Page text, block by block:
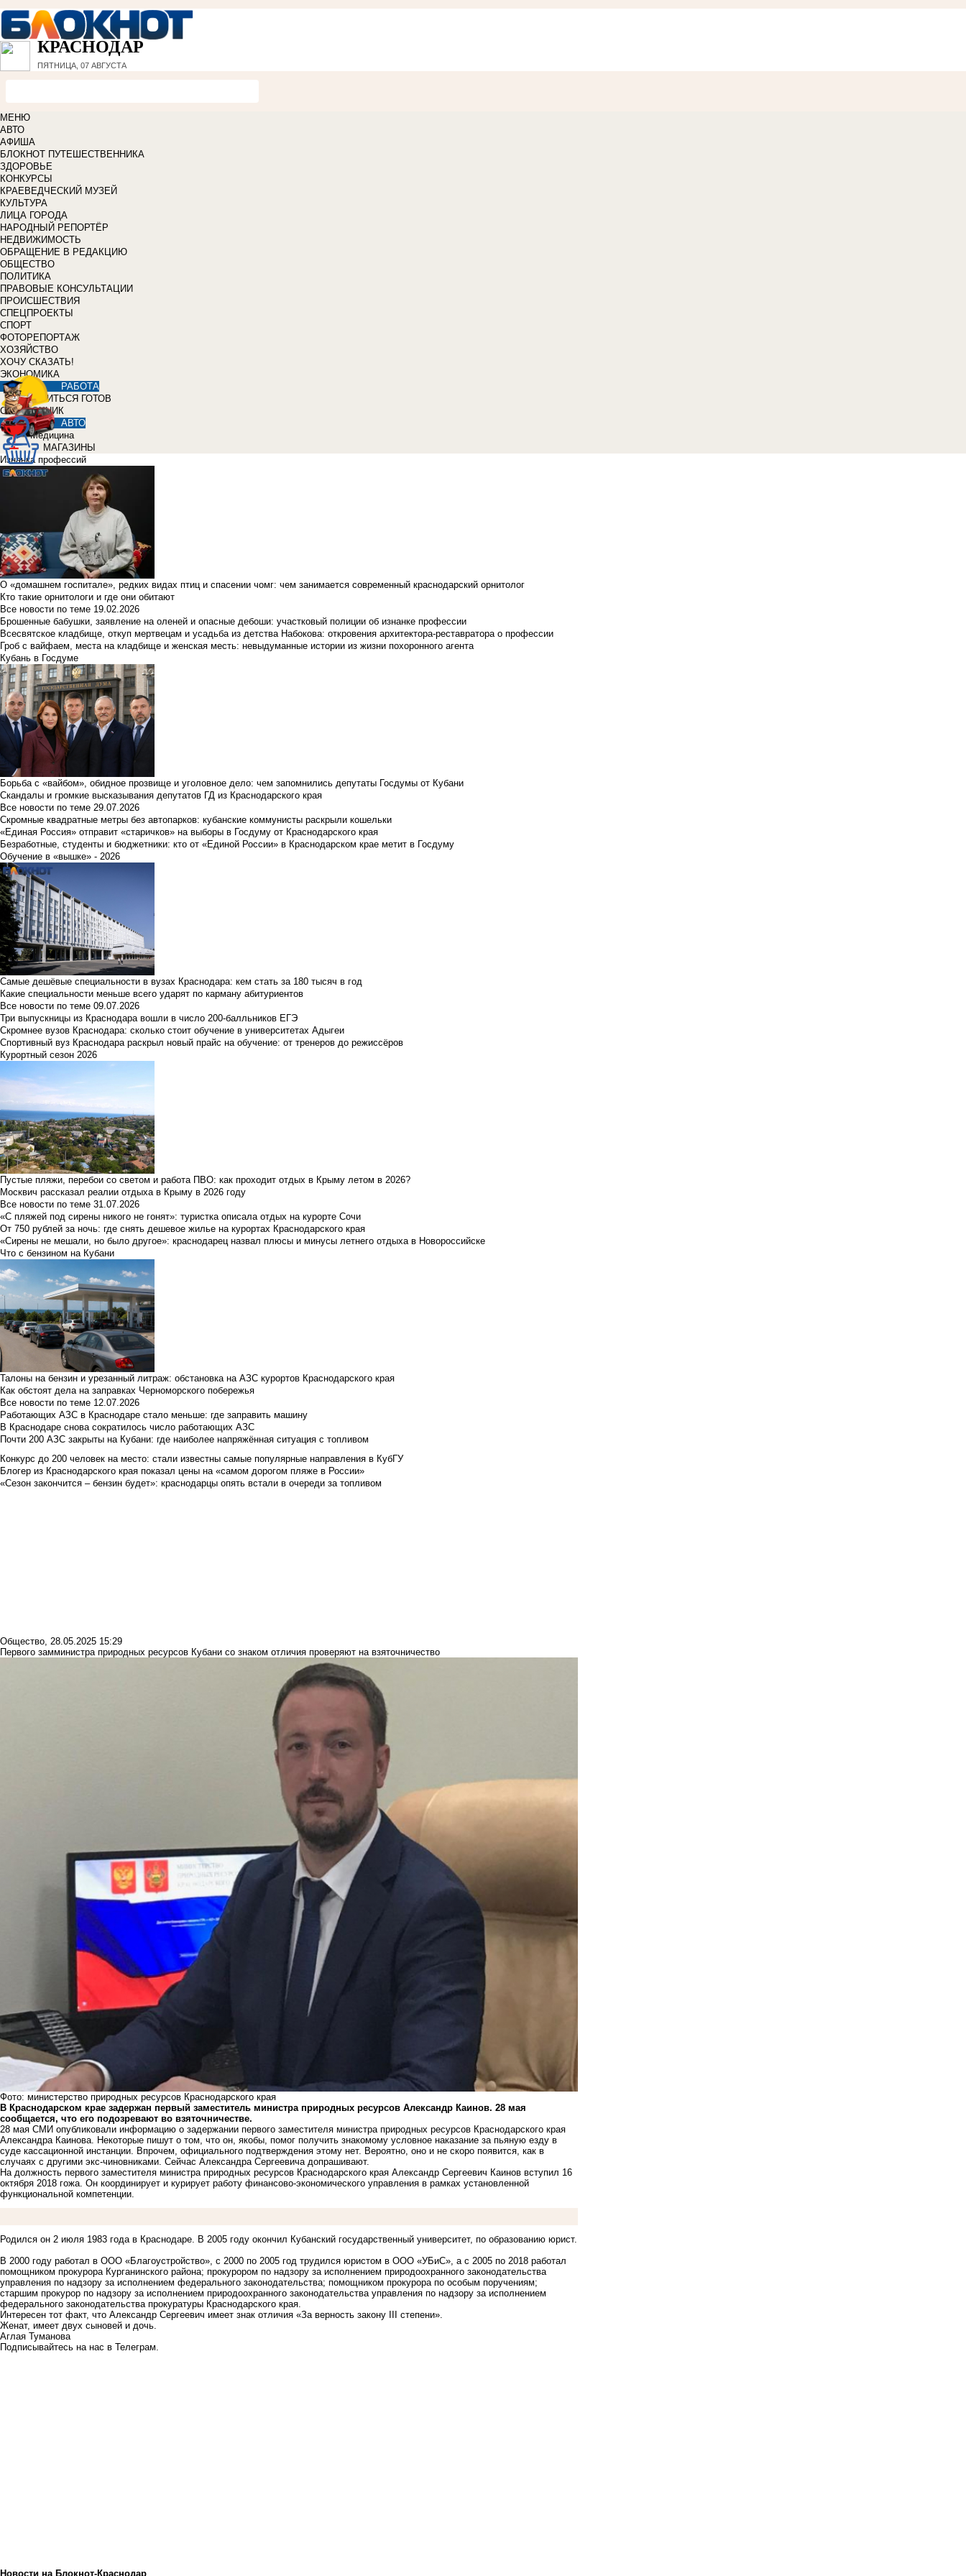
КРАСНОДАР
ПЯТНИЦА, 07 АВГУСТА
МЕНЮ
АВТО
АФИША
БЛОКНОТ ПУТЕШЕСТВЕННИКА
ЗДОРОВЬЕ
КОНКУРСЫ
КРАЕВЕДЧЕСКИЙ МУЗЕЙ
КУЛЬТУРА
ЛИЦА ГОРОДА
НАРОДНЫЙ РЕПОРТЁР
НЕДВИЖИМОСТЬ
ОБРАЩЕНИЕ В РЕДАКЦИЮ
ОБЩЕСТВО
ПОЛИТИКА
ПРАВОВЫЕ КОНСУЛЬТАЦИИ
ПРОИСШЕСТВИЯ
СПЕЦПРОЕКТЫ
СПОРТ
ФОТОРЕПОРТАЖ
ХОЗЯЙСТВО
ХОЧУ СКАЗАТЬ!
ЭКОНОМИКА
РАБОТА
УЧИТЬСЯ ГОТОВ
СПРАВОЧНИК
АВТО
Медицина
МАГАЗИНЫ
Изнанка профессий
О «домашнем госпитале», редких видах птиц и спасении чомг: чем занимается современный краснодарский орнитолог
Кто такие орнитологи и где они обитают
Все новости по теме 19.02.2026
Брошенные бабушки, заявление на оленей и опасные дебоши: участковый полиции об изнанке профессии
Всесвятское кладбище, откуп мертвецам и усадьба из детства Набокова: откровения архитектора-реставратора о профессии
Гроб с вайфаем, места на кладбище и женская месть: невыдуманные истории из жизни похоронного агента
Кубань в Госдуме
Борьба с «вайбом», обидное прозвище и уголовное дело: чем запомнились депутаты Госдумы от Кубани
Скандалы и громкие высказывания депутатов ГД из Краснодарского края
Все новости по теме 29.07.2026
Скромные квадратные метры без автопарков: кубанские коммунисты раскрыли кошельки
«Единая Россия» отправит «старичков» на выборы в Госдуму от Краснодарского края
Безработные, студенты и бюджетники: кто от «Единой России» в Краснодарском крае метит в Госдуму
Обучение в «вышке» - 2026
Самые дешёвые специальности в вузах Краснодара: кем стать за 180 тысяч в год
Какие специальности меньше всего ударят по карману абитуриентов
Все новости по теме 09.07.2026
Три выпускницы из Краснодара вошли в число 200-балльников ЕГЭ
Скромнее вузов Краснодара: сколько стоит обучение в университетах Адыгеи
Спортивный вуз Краснодара раскрыл новый прайс на обучение: от тренеров до режиссёров
Курортный сезон 2026
Пустые пляжи, перебои со светом и работа ПВО: как проходит отдых в Крыму летом в 2026?
Москвич рассказал реалии отдыха в Крыму в 2026 году
Все новости по теме 31.07.2026
«С пляжей под сирены никого не гонят»: туристка описала отдых на курорте Сочи
От 750 рублей за ночь: где снять дешевое жилье на курортах Краснодарского края
«Сирены не мешали, но было другое»: краснодарец назвал плюсы и минусы летнего отдыха в Новороссийске
Что с бензином на Кубани
Талоны на бензин и урезанный литраж: обстановка на АЗС курортов Краснодарского края
Как обстоят дела на заправках Черноморского побережья
Все новости по теме 12.07.2026
Работающих АЗС в Краснодаре стало меньше: где заправить машину
В Краснодаре снова сократилось число работающих АЗС
Почти 200 АЗС закрыты на Кубани: где наиболее напряжённая ситуация с топливом
Конкурс до 200 человек на место: стали известны самые популярные направления в КубГУ
Блогер из Краснодарского края показал цены на «самом дорогом пляже в России»
«Сезон закончится – бензин будет»: краснодарцы опять встали в очереди за топливом
Общество, 28.05.2025 15:29
Первого замминистра природных ресурсов Кубани со знаком отличия проверяют на взяточничество
Фото: министерство природных ресурсов Краснодарского края
В Краснодарском крае задержан первый заместитель министра природных ресурсов Александр Каинов. 28 мая
сообщается, что его подозревают во взяточничестве.
28 мая СМИ опубликовали информацию о задержании первого заместителя министра природных ресурсов Краснодарского края
Александра Каинова. Некоторые пишут о том, что он, якобы, помог получить знакомому условное наказание за пьяную езду в
суде кассационной инстанции. Впрочем, официального подтверждения этому нет. Вероятно, оно и не скоро появится, как в
случаях с другими экс-чиновниками . Сейчас Александра Сергеевича допрашивают.
На должность первого заместителя министра природных ресурсов Краснодарского края Александр Сергеевич Каинов вступил 16
октября 2018 гожа. Он координирует и курирует работу финансово-экономического управления в рамках установленной
функциональной компетенции.
Родился он 2 июля 1983 года в Краснодаре. В 2005 году окончил Кубанский государственный университет, по образованию юрист.
В 2000 году работал в ООО «Благоустройство», с 2000 по 2005 год трудился юристом в ООО «УБиС», а с 2005 по 2018 работал
помощником прокурора Курганинского района; прокурором по надзору за исполнением природоохранного законодательства
управления по надзору за исполнением федерального законодательства; помощником прокурора по особым поручениям;
старшим прокурор по надзору за исполнением природоохранного законодательства управления по надзору за исполнением
федерального законодательства прокуратуры Краснодарского края.
Интересен тот факт, что Александр Сергеевич имеет знак отличия «За верность закону III степени».
Женат, имеет двух сыновей и дочь.
Аглая Туманова
Подписывайтесь на нас в Телеграм
Новости на Блoкнoт-Краснодар